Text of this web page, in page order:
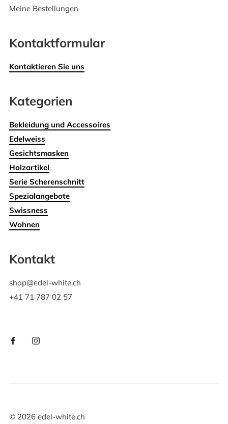
Meine Bestellungen
Kontaktformular
Kontaktieren Sie uns
Kategorien
Bekleidung und Accessoires
Edelweiss
Gesichtsmasken
Holzartikel
Serie Scherenschnitt
Spezialangebote
Swissness
Wohnen
Kontakt
shop@edel-white.ch
+41 71 787 02 57
© 2026edel-white.ch